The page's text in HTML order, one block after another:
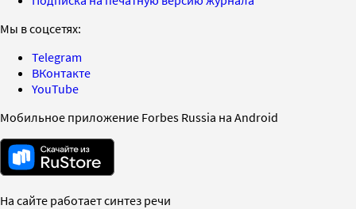
Мы в соцсетях:
Telegram
ВКонтакте
YouTube
Мобильное приложение Forbes Russia на Android
На сайте работает синтез речи